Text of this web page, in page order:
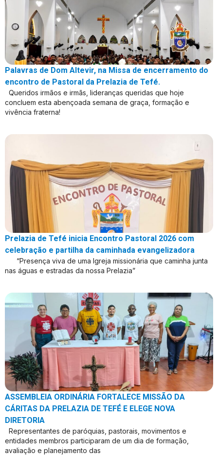
Palavras de Dom Altevir, na Missa de encerramento do
encontro de Pastoral da Prelazia de Tefé.
Queridos irmãos e irmãs, lideranças queridas que hoje
concluem esta abençoada semana de graça, formação e
vivência fraterna!
Prelazia de Tefé inicia Encontro Pastoral 2026 com
celebração e partilha da caminhada evangelizadora
“Presença viva de uma Igreja missionária que caminha junta
nas águas e estradas da nossa Prelazia”
ASSEMBLEIA ORDINÁRIA FORTALECE MISSÃO DA
CÁRITAS DA PRELAZIA DE TEFÉ E ELEGE NOVA
DIRETORIA
Representantes de paróquias, pastorais, movimentos e
entidades membros participaram de um dia de formação,
avaliação e planejamento das